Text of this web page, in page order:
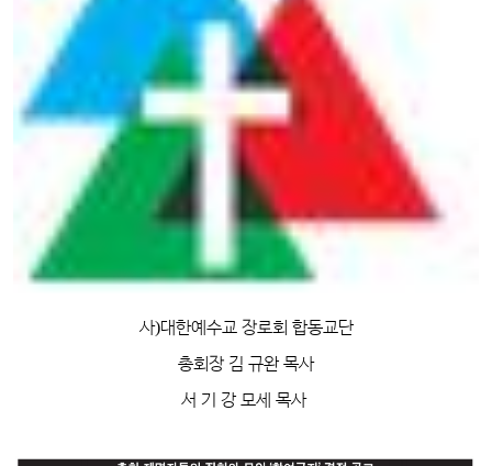
사)대한예수교 장로회 합동교단
총회장 김 규완 목사
서 기 강 모세 목사